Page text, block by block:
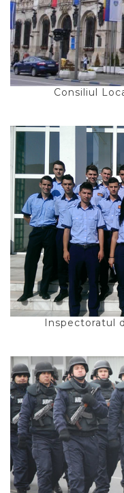
Consiliul
Inspectoratul